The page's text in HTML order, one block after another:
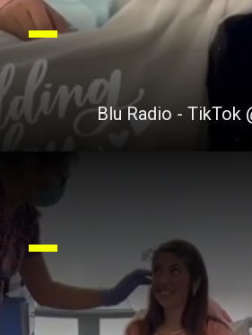
Blu Radio - TikTok